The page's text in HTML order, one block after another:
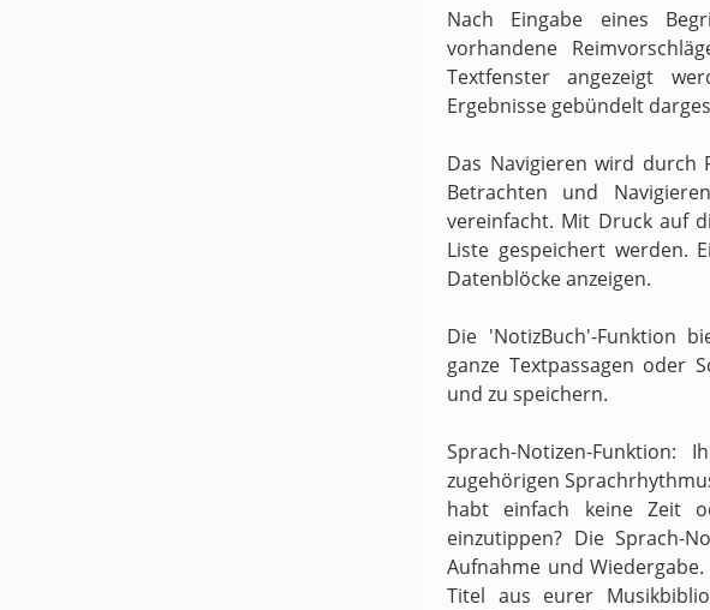
Nach Eingabe eines
vorhandene
Textfenster angezeigt
Ergebnisse gebündelt
Das Navigieren wird durch
Betrachten und
vereinfacht. Mit Druck auf
Liste gespeichert werden.
Datenblöcke anzeigen.
Die 'NotizBuch'-Funktion
ganze Textpassagen oder
und zu speichern.
Sprach-Notizen-
zugehörigen
habt einfach keine Zeit
einzutippen? Die Sprach-
Aufnahme und
Titel aus eurer